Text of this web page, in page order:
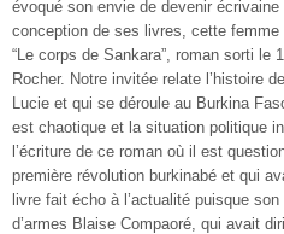
évoqué son envie de devenir
conception de ses livres, cette
“Le corps de Sankara”, roman sorti le
Rocher. Notre invitée relate l’histoire
Lucie et qui se déroule au Burkina
est chaotique et la situation politique
l’écriture de ce roman où il est
première révolution burkinabé et qui
livre fait écho à l’actualité puisque
d’armes Blaise Compaoré, qui avait